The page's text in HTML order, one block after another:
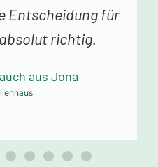
uns. Vielen
Team für die
Eitorf-Mühleip